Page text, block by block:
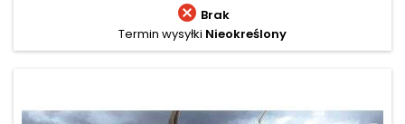
 Brak
Termin wysyłki Nieokreślony